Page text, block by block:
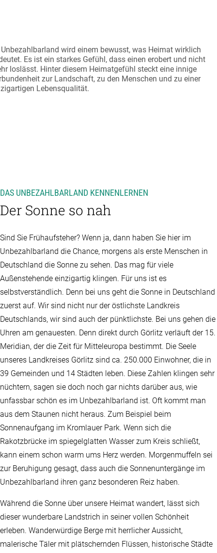
wird einem bewusst, was Heimat wirklich
Es ist ein starkes Gefühl, dass einen erobert und nicht
loslässt. Hinter diesem Heimatgefühl steckt eine innige
zur Landschaft, zu den Menschen und zu einer
Lebensqualität.
DAS UNBEZAHLBARLAND KENNENLERNEN
Der Sonne so nah
Sind Sie Frühaufsteher? Wenn ja, dann haben Sie hier im
Unbezahlbarland die Chance, morgens als erste Menschen in
Deutschland die Sonne zu sehen. Das mag für viele
Außenstehende einzigartig klingen. Für uns ist es
selbstverständlich. Denn bei uns geht die Sonne in Deutschland
zuerst auf. Wir sind nicht nur der östlichste Landkreis
Deutschlands, wir sind auch der pünktlichste. Bei uns gehen die
Uhren am genauesten. Denn direkt durch Görlitz verläuft der 15.
Meridian, der die Zeit für Mitteleuropa bestimmt. Die Seele
unseres Landkreises Görlitz sind ca. 250.000 Einwohner, die in
39 Gemeinden und 14 Städten leben. Diese Zahlen klingen sehr
nüchtern, sagen sie doch noch gar nichts darüber aus, wie
unfassbar schön es im Unbezahlbarland ist. Oft kommt man
aus dem Staunen nicht heraus. Zum Beispiel beim
Sonnenaufgang im Kromlauer Park. Wenn sich die
Rakotzbrücke im spiegelglatten Wasser zum Kreis schließt,
kann einem schon warm ums Herz werden. Morgenmuffeln sei
zur Beruhigung gesagt, dass auch die Sonnenuntergänge im
Unbezahlbarland ihren ganz besonderen Reiz haben.
Während die Sonne über unsere Heimat wandert, lässt sich
dieser wunderbare Landstrich in seiner vollen Schönheit
erleben. Wanderwürdige Berge mit herrlicher Aussicht,
malerische Täler mit plätschernden Flüssen, historische Städte